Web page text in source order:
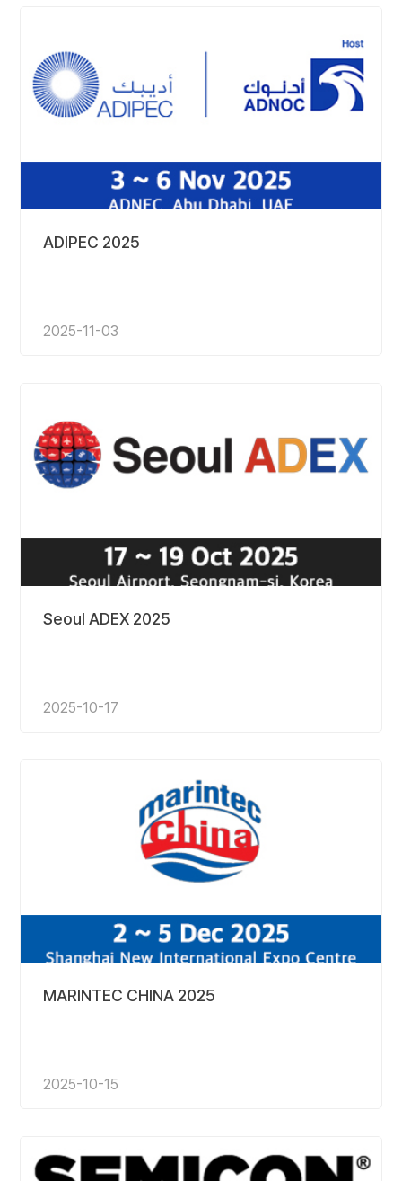
ADIPEC 2025
2025-11-03
Seoul ADEX 2025
2025-10-17
MARINTEC CHINA 2025
2025-10-15